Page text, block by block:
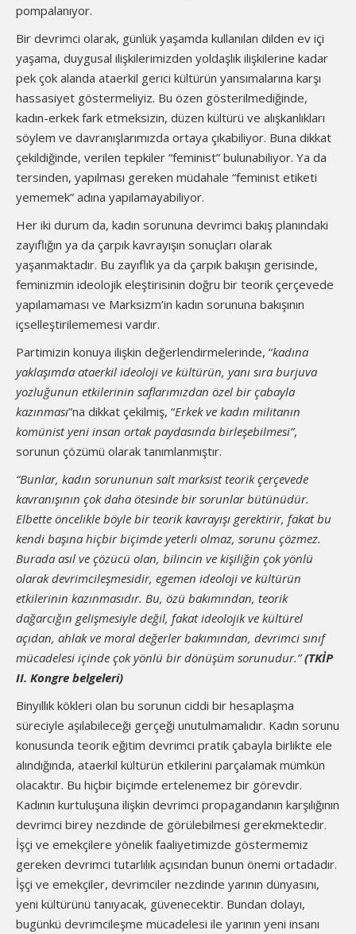
pompalanıyor.
Bir devrimci olarak, günlük yaşamda kullanılan dilden ev içi
yaşama, duygusal ilişkilerimizden yoldaşlık ilişkilerine kadar
pek çok alanda ataerkil gerici kültürün yansımalarına karşı
hassasiyet göstermeliyiz. Bu özen gösterilmediğinde,
kadın-erkek fark etmeksizin, düzen kültürü ve alışkanlıkları
söylem ve davranışlarımızda ortaya çıkabiliyor. Buna dikkat
çekildiğinde, verilen tepkiler “feminist” bulunabiliyor. Ya da
tersinden, yapılması gereken müdahale “feminist etiketi
yememek” adına yapılamayabiliyor.
Her iki durum da, kadın sorununa devrimci bakış planındaki
zayıflığın ya da çarpık kavrayışın sonuçları olarak
yaşanmaktadır. Bu zayıflık ya da çarpık bakışın gerisinde,
feminizmin ideolojik eleştirisinin doğru bir teorik çerçevede
yapılamaması ve Marksizm’in kadın sorununa bakışının
içselleştirilememesi vardır.
Partimizin konuya ilişkin değerlendirmelerinde, “kadına
yaklaşımda ataerkil ideoloji ve kültürün, yanı sıra burjuva
yozluğunun etkilerinin saflarımızdan özel bir çabayla
kazınması”na dikkat çekilmiş, “Erkek ve kadın militanın
komünist yeni insan ortak paydasında birleşebilmesi”,
sorunun çözümü olarak tanımlanmıştır.
“Bunlar, kadın sorununun salt marksist teorik çerçevede
kavranışının çok daha ötesinde bir sorunlar bütünüdür.
Elbette öncelikle böyle bir teorik kavrayışı gerektirir, fakat bu
kendi başına hiçbir biçimde yeterli olmaz, sorunu çözmez.
Burada asıl ve çözücü olan, bilincin ve kişiliğin çok yönlü
olarak devrimcileşmesidir, egemen ideoloji ve kültürün
etkilerinin kazınmasıdır. Bu, özü bakımından, teorik
dağarcığın gelişmesiyle değil, fakat ideolojik ve kültürel
açıdan, ahlak ve moral değerler bakımından, devrimci sınıf
mücadelesi içinde çok yönlü bir dönüşüm sorunudur.” (TKİP
II. Kongre belgeleri)
Binyıllık kökleri olan bu sorunun ciddi bir hesaplaşma
süreciyle aşılabileceği gerçeği unutulmamalıdır. Kadın sorunu
konusunda teorik eğitim devrimci pratik çabayla birlikte ele
alındığında, ataerkil kültürün etkilerini parçalamak mümkün
olacaktır. Bu hiçbir biçimde ertelenemez bir görevdir.
Kadının kurtuluşuna ilişkin devrimci propagandanın karşılığının
devrimci birey nezdinde de görülebilmesi gerekmektedir.
İşçi ve emekçilere yönelik faaliyetimizde göstermemiz
gereken devrimci tutarlılık açısından bunun önemi ortadadır.
İşçi ve emekçiler, devrimciler nezdinde yarının dünyasını,
yeni kültürünü tanıyacak, güvenecektir. Bundan dolayı,
bugünkü devrimcileşme mücadelesi ile yarının yeni insanı